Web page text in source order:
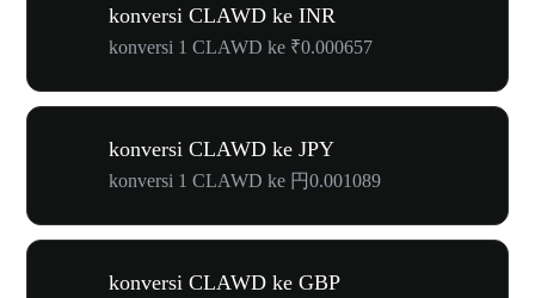
konversi CLAWD ke INR
konversi 1 CLAWD ke ₹0.000657
konversi CLAWD ke JPY
konversi 1 CLAWD ke 円0.001089
konversi CLAWD ke GBP